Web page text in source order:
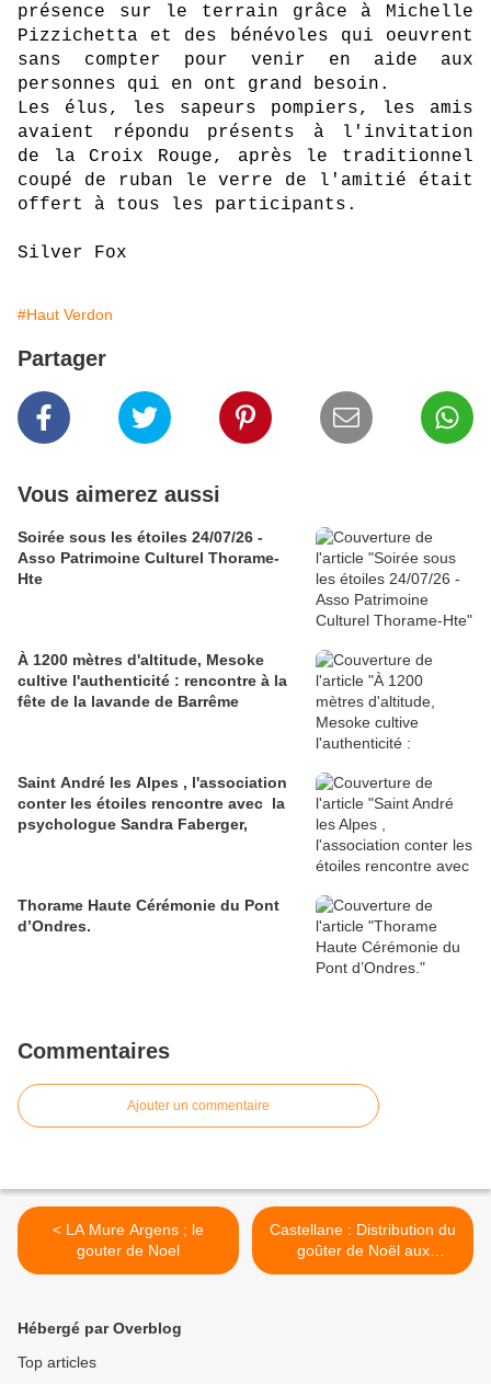
présence sur le terrain grâce à Michelle
Pizzichetta et des bénévoles qui oeuvrent
sans compter pour venir en aide aux
personnes qui en ont grand besoin.
Les élus, les sapeurs pompiers, les amis
avaient répondu présents à l'invitation
de la Croix Rouge, après le traditionnel
coupé de ruban le verre de l'amitié était
offert à tous les participants.
Silver Fox
#Haut Verdon
Partager
Vous aimerez aussi
Soirée sous les étoiles 24/07/26 -
Asso Patrimoine Culturel Thorame-
Hte
À 1200 mètres d'altitude, Mesoke
cultive l'authenticité : rencontre à la
fête de la lavande de Barrême
Saint André les Alpes , l'association
conter les étoiles rencontre avec la
psychologue Sandra Faberger,
Thorame Haute Cérémonie du Pont
d’Ondres.
Commentaires
Ajouter un commentaire
< LA Mure Argens ; le
gouter de Noel
Castellane : Distribution du
goûter de Noël aux
enfants de la commune >
Hébergé par Overblog
Top articles